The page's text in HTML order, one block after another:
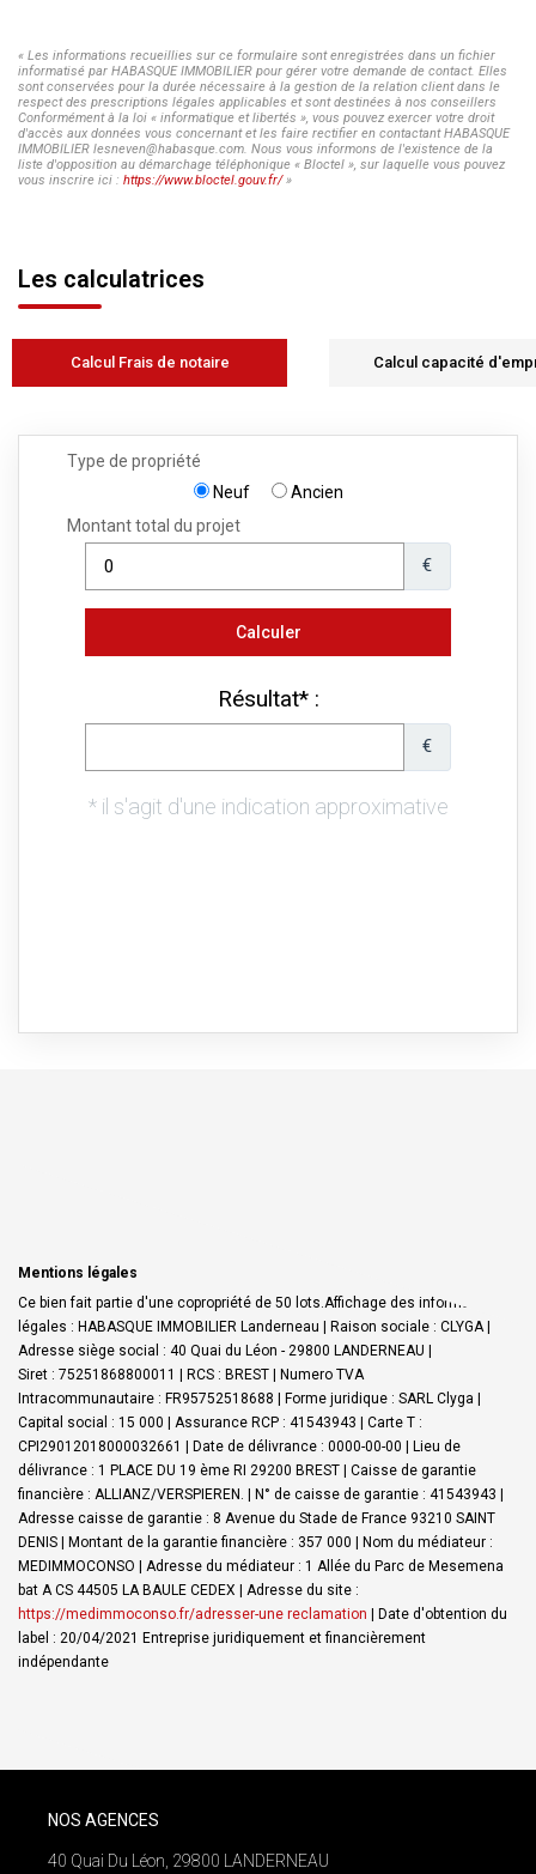
« Les informations recueillies sur ce formulaire sont enregistrées dans un fichier
informatisé par HABASQUE IMMOBILIER pour gérer votre demande de contact. Elles
sont conservées pour la durée nécessaire à la gestion de la relation client dans le
respect des prescriptions légales applicables et sont destinées à nos conseillers
Conformément à la loi « informatique et libertés », vous pouvez exercer votre droit
d'accès aux données vous concernant et les faire rectifier en contactant HABASQUE
IMMOBILIER lesneven@habasque.com. Nous vous informons de l'existence de la
liste d'opposition au démarchage téléphonique « Bloctel », sur laquelle vous pouvez
vous inscrire ici : https://www.bloctel.gouv.fr/»
Les calculatrices
Calcul Frais de notaire Calcul capacité
Mentions légales
Ce bien fait partie d'une copropriété de 50 lots.Affichage des informations
légales : HABASQUE IMMOBILIER Landerneau | Raison sociale : CLYGA |
Adresse siège social : 40 Quai du Léon - 29800 LANDERNEAU |
Siret : 75251868800011 | RCS : BREST | Numero TVA
Intracommunautaire : FR95752518688 | Forme juridique : SARL Clyga |
Capital social : 15 000 | Assurance RCP : 41543943 | Carte T :
CPI29012018000032661 | Date de délivrance : 0000-00-00 | Lieu de
délivrance : 1 PLACE DU 19 ème RI 29200 BREST | Caisse de garantie
financière : ALLIANZ/VERSPIEREN. | N° de caisse de garantie : 41543943 |
Adresse caisse de garantie : 8 Avenue du Stade de France 93210 SAINT
DENIS | Montant de la garantie financière : 357 000 | Nom du médiateur :
MEDIMMOCONSO | Adresse du médiateur : 1 Allée du Parc de Mesemena
bat A CS 44505 LA BAULE CEDEX | Adresse du site :
https://medimmoconso.fr/adresser-une reclamation | Date d'obtention du
label : 20/04/2021 Entreprise juridiquement et financièrement
indépendante
NOS AGENCES
40 Quai Du Léon, 29800 LANDERNEAU